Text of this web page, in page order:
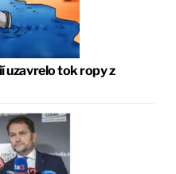
uzavrelo tok ropy z